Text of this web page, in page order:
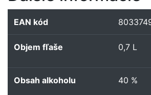
EAN kód
Objem fľaše 0,7 L
Obsah alkoholu 40 %